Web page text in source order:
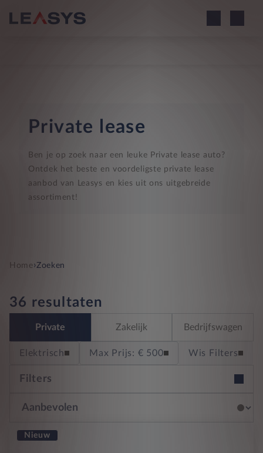
Private lease
Ben je op zoek naar een leuke Private lease auto?
Ontdek het beste en voordeligste private lease
aanbod van Leasys en kies uit ons uitgebreide
assortiment!
Home›Zoeken
36 resultaten
Private Zakelijk Bedrijfswagen
Elektrisch Max Prijs: € 500 Wis Filters
Filters
Nieuw